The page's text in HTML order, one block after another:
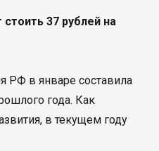
37 рублей на
РФ в январе составила
года. Как
в текущем году